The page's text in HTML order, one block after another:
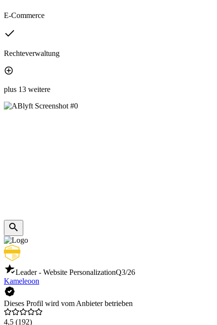
E-Commerce
Rechteverwaltung
plus 13 weitere
Leader - Website PersonalizationQ3/26
Kameleoon
Dieses Profil wird vom Anbieter betrieben
4,5 (192)